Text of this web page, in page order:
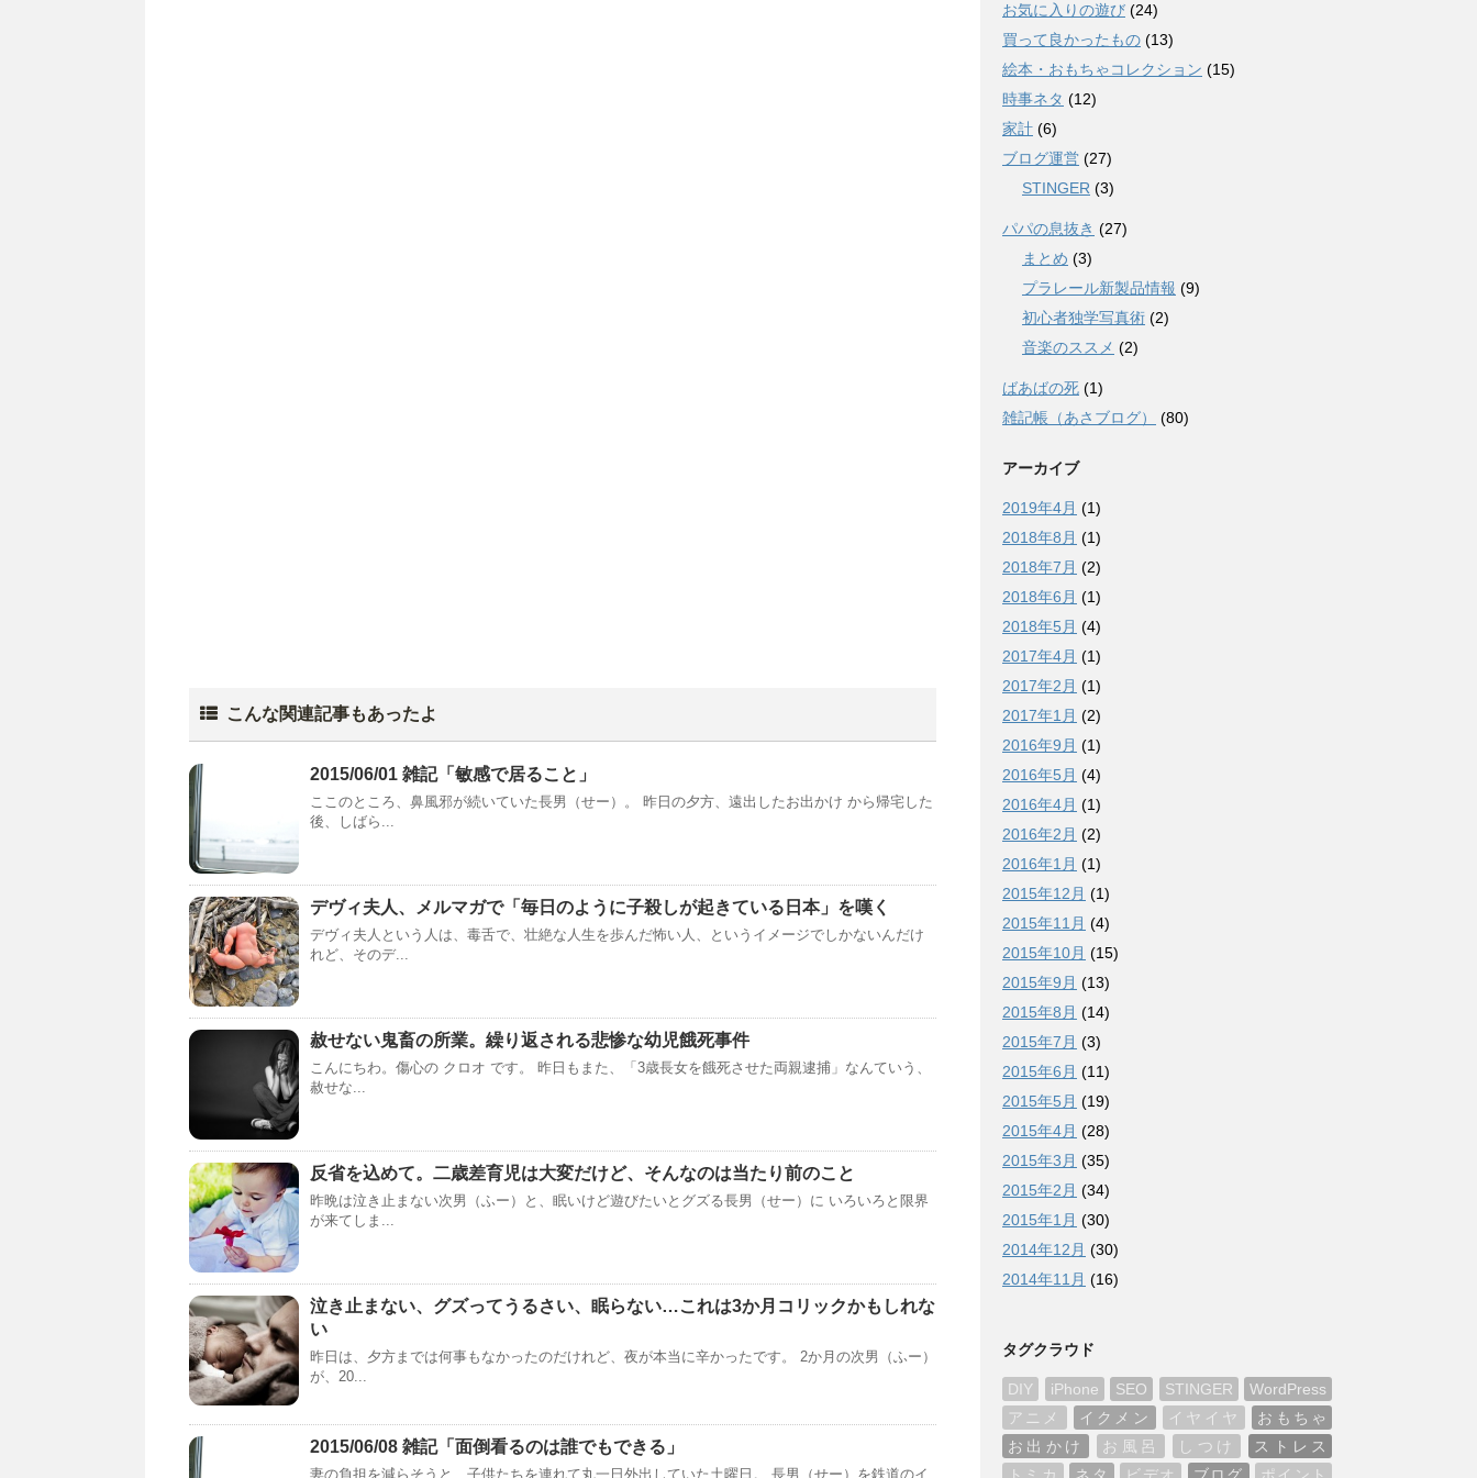
こんな関連記事もあったよ
2015/06/01 雑記「敏感で居ること」
ここのところ、鼻風邪が続いていた長男（せー）。 昨日の夕方、遠出したお出かけ から帰宅した
後、しばら...
デヴィ夫人、メルマガで「毎日のように子殺しが起きている日本」を嘆く
デヴィ夫人という人は、毒舌で、壮絶な人生を歩んだ怖い人、というイメージでしかないんだけ
れど、そのデ...
赦せない鬼畜の所業。繰り返される悲惨な幼児餓死事件
こんにちわ。傷心の クロオ です。 昨日もまた、「3歳長女を餓死させた両親逮捕」なんていう、
赦せな...
反省を込めて。二歳差育児は大変だけど、そんなのは当たり前のこと
昨晩は泣き止まない次男（ふー）と、眠いけど遊びたいとグズる長男（せー）に いろいろと限界
が来てしま...
泣き止まない、グズってうるさい、眠らない…これは3か月コリックかもしれな
い
昨日は、夕方までは何事もなかったのだけれど、夜が本当に辛かったです。 2か月の次男（ふー）
が、20...
2015/06/08 雑記「面倒看るのは誰でもできる」
妻の負担を減らそうと、子供たちを連れて丸一日外出していた土曜日。 長男（せー）を鉄道のイ
お気に入りの遊び (24)
買って良かったもの (13)
絵本・おもちゃコレクション (15)
時事ネタ (12)
家計 (6)
ブログ運営 (27)
STINGER (3)
パパの息抜き (27)
まとめ (3)
プラレール新製品情報 (9)
初心者独学写真術 (2)
音楽のススメ (2)
ばあばの死 (1)
雑記帳（あさブログ）
(80)
アーカイブ
2019年4月 (1)
2018年8月 (1)
2018年7月 (2)
2018年6月 (1)
2018年5月 (4)
2017年4月 (1)
2017年2月 (1)
2017年1月 (2)
2016年9月 (1)
2016年5月 (4)
2016年4月 (1)
2016年2月 (2)
2016年1月 (1)
2015年12月 (1)
2015年11月 (4)
2015年10月 (15)
2015年9月 (13)
2015年8月 (14)
2015年7月 (3)
2015年6月 (11)
2015年5月 (19)
2015年4月 (28)
2015年3月 (35)
2015年2月 (34)
2015年1月 (30)
2014年12月 (30)
2014年11月 (16)
タグクラウド
DIY iPhone SEO STINGER
WordPress
アニメ
イクメン イヤイヤ
おもちゃ
お出かけ
お風呂 しつけ
ストレス